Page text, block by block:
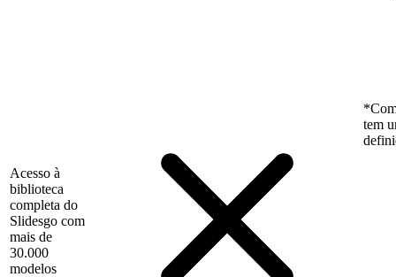
tem
Acesso à
biblioteca
completa do
Slidesgo com
mais de
30.000
modelos